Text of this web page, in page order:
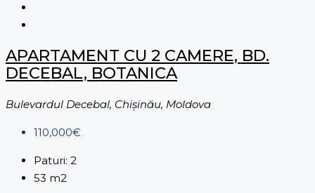
APARTAMENT CU 2 CAMERE, BD.
DECEBAL, BOTANICA
Bulevardul Decebal, Chișinău, Moldova
110,000€
Paturi: 2
53 m2